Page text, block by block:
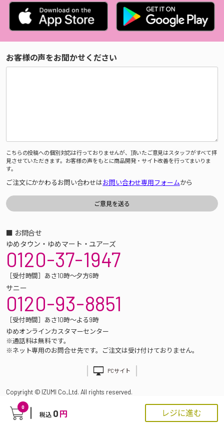
0
税込 0 円 レジに進む
お客様の声をお聞かせください
こちらの投稿への個別対応は行っておりませんが、頂いたご意見はスタッフがすべて拝
見させていただきます。お客様の声をもとに商品開発・サイト改善を行ってまいりま
す。
ご注文にかかわるお問い合わせはお問い合わせ専用フォームから
■ お問合せ
ゆめタウン・ゆめマート・ユアーズ
0120-37-1947
［受付時間］あさ10時～夕方6時
サニー
0120-93-8851
［受付時間］あさ10時～よる9時
ゆめオンラインカスタマーセンター
※通話料は無料です。
※ネット専用のお問合せ先です。ご注文は受け付けておりません。
PCサイト
Copyright © IZUMI Co.,Ltd. All rights reserved.